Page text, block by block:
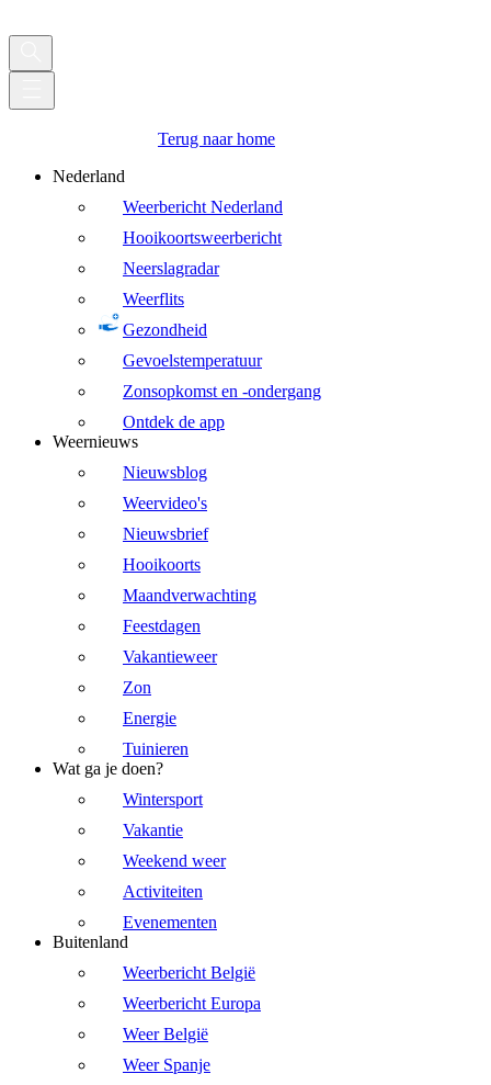
Terug naar home
Nederland
Weerbericht Nederland
Hooikoortsweerbericht
Neerslagradar
Weerflits
Gezondheid
Gevoelstemperatuur
Zonsopkomst en -ondergang
Ontdek de app
Weernieuws
Nieuwsblog
Weervideo's
Nieuwsbrief
Hooikoorts
Maandverwachting
Feestdagen
Vakantieweer
Zon
Energie
Tuinieren
Wat ga je doen?
Wintersport
Vakantie
Weekend weer
Activiteiten
Evenementen
Buitenland
Weerbericht België
Weerbericht Europa
Weer België
Weer Spanje